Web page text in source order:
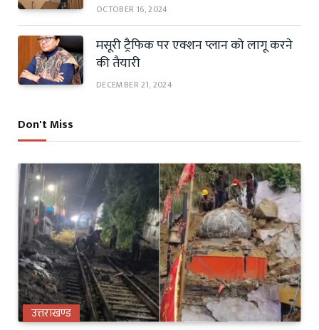
OCTOBER 16, 2024
मसूरी ट्रैफिक पर एक्शन प्लान को लागू करने
की तैयारी
DECEMBER 21, 2024
Don't Miss
उत्तराखण्ड